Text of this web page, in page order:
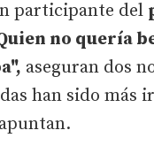
participante del
no quería
aseguran dos
han sido más